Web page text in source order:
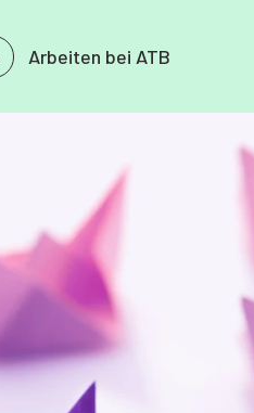
Arbeiten bei ATB